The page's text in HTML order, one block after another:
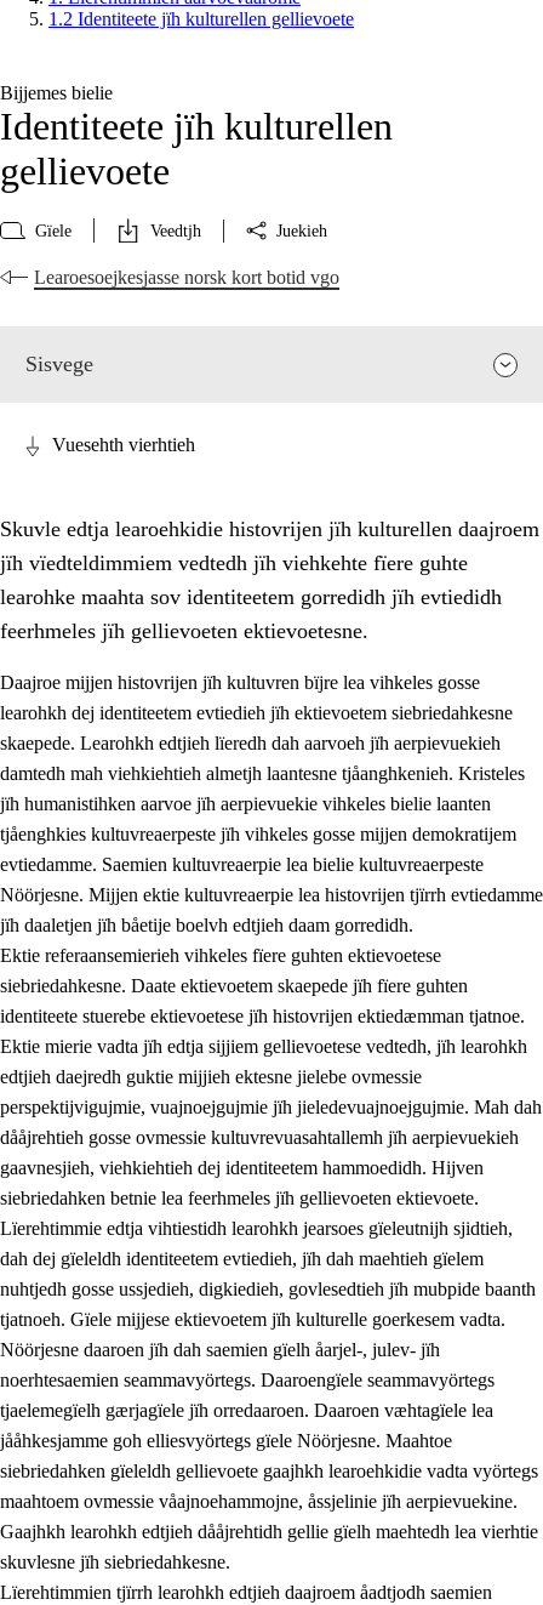
1.2 Identiteete jïh kulturellen gellievoete
Bijjemes bielie
Identiteete jïh kulturellen
gellievoete
Gïele Veedtjh Juekieh
Learoesoejkesjasse norsk kort botid vgo
Sisvege
Lïerehtimmien aarvoevåarome
1.1 Almetjeaarvoe
Identiteete jïh kulturellen gellievoete
1.3 Laejhtehks ussjedimmie jïh etihkeles vuajnoe
goerehtimmievæljoe
1.5 Eatnemem krööhkestidh jïh byjresegoerkesevoete
Demokratije jïh meatanårrome
Vuesehth vierhtieh
Skuvle edtja learoehkidie histovrijen jïh kulturellen daajroem
jïh vïedteldimmiem vedtedh jïh viehkehte fïere guhte
learohke maahta sov identiteetem gorredidh jïh evtiedidh
feerhmeles jïh gellievoeten ektievoetesne.
Daajroe mijjen histovrijen jïh kultuvren bïjre lea vihkeles gosse
learohkh dej identiteetem evtiedieh jïh ektievoetem siebriedahkesne
skaepede. Learohkh edtjieh lïeredh dah aarvoeh jïh aerpievuekieh
damtedh mah viehkiehtieh almetjh laantesne tjåanghkenieh. Kristeles
jïh humanistihken aarvoe jïh aerpievuekie vihkeles bielie laanten
tjåenghkies kultuvreaerpeste jïh vihkeles gosse mijjen demokratijem
evtiedamme. Saemien kultuvreaerpie lea bielie kultuvreaerpeste
Nöörjesne. Mijjen ektie kultuvreaerpie lea histovrijen tjïrrh evtiedamme
jïh daaletjen jïh båetije boelvh edtjieh daam gorredidh.
Ektie referaansemierieh vihkeles fïere guhten ektievoetese
siebriedahkesne. Daate ektievoetem skaepede jïh fïere guhten
identiteete stuerebe ektievoetese jïh histovrijen ektiedæmman tjatnoe.
Ektie mierie vadta jïh edtja sijjiem gellievoetese vedtedh, jïh learohkh
edtjieh daejredh guktie mijjieh ektesne jielebe ovmessie
perspektijvigujmie, vuajnoejgujmie jïh jieledevuajnoejgujmie. Mah dah
dååjrehtieh gosse ovmessie kultuvrevuasahtallemh jïh aerpievuekieh
gaavnesjieh, viehkiehtieh dej identiteetem hammoedidh. Hijven
siebriedahken betnie lea feerhmeles jïh gellievoeten ektievoete.
Lïerehtimmie edtja vihtiestidh learohkh jearsoes gïeleutnijh sjidtieh,
dah dej gïeleldh identiteetem evtiedieh, jïh dah maehtieh gïelem
nuhtjedh gosse ussjedieh, digkiedieh, govlesedtieh jïh mubpide baanth
tjatnoeh. Gïele mijjese ektievoetem jïh kulturelle goerkesem vadta.
Nöörjesne daaroen jïh dah saemien gïelh åarjel-, julev- jïh
noerhtesaemien seammavyörtegs. Daaroengïele seammavyörtegs
tjaelemegïelh gærjagïele jïh orredaaroen. Daaroen væhtagïele lea
jååhkesjamme goh elliesvyörtegs gïele Nöörjesne. Maahtoe
siebriedahken gïeleldh gellievoete gaajhkh learoehkidie vadta vyörtegs
maahtoem ovmessie våajnoehammojne, åssjelinie jïh aerpievuekine.
Gaajhkh learohkh edtjieh dååjrehtidh gellie gïelh maehtedh lea vierhtie
skuvlesne jïh siebriedahkesne.
Lïerehtimmien tjïrrh learohkh edtjieh daajroem åadtjodh saemien